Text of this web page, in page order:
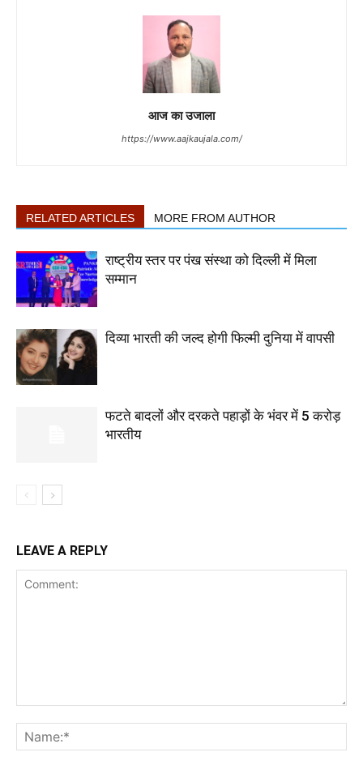
आज का उजाला
https://www.aajkaujala.com/
RELATED ARTICLES MORE FROM AUTHOR
राष्ट्रीय स्तर पर पंख संस्था को दिल्ली में मिला
सम्मान
दिव्या भारती की जल्द होगी फिल्मी दुनिया में वापसी
फटते बादलों और दरकते पहाड़ों के भंवर में 5 करोड़
भारतीय
LEAVE A REPLY